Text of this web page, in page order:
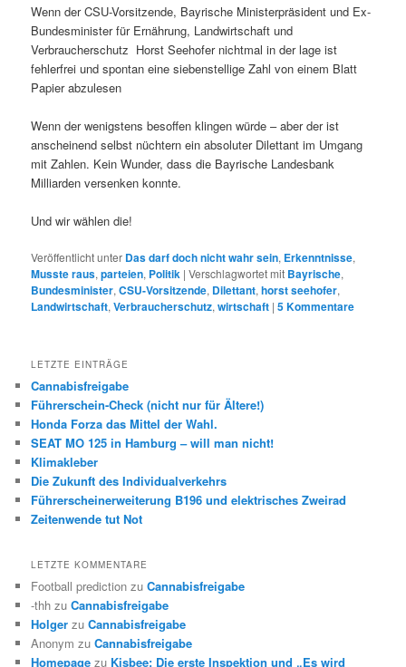
Wenn der CSU-Vorsitzende, Bayrische Ministerpräsident und Ex-
Bundesminister für Ernährung, Landwirtschaft und
Verbraucherschutz Horst Seehofer nichtmal in der lage ist
fehlerfrei und spontan eine siebenstellige Zahl von einem Blatt
Papier abzulesen
Wenn der wenigstens besoffen klingen würde – aber der ist
anscheinend selbst nüchtern ein absoluter Dilettant im Umgang
mit Zahlen. Kein Wunder, dass die Bayrische Landesbank
Milliarden versenken konnte.
Und wir wählen die!
Veröffentlicht unter Das darf doch nicht wahr sein, Erkenntnisse,
Musste raus,parteien, Politik |Verschlagwortet mit Bayrische,
Bundesminister,CSU-Vorsitzende, Dilettant,horst seehofer,
Landwirtschaft,Verbraucherschutz,wirtschaft |5Kommentare
LETZTE EINTRÄGE
Cannabisfreigabe
Führerschein-Check (nicht nur für Ältere!)
Honda Forza das Mittel der Wahl.
SEAT MO 125 in Hamburg – will man nicht!
Klimakleber
Die Zukunft des Individualverkehrs
Führerscheinerweiterung B196 und elektrisches Zweirad
Zeitenwende tut Not
LETZTE KOMMENTARE
Football prediction zuCannabisfreigabe
-thh zuCannabisfreigabe
Holger zuCannabisfreigabe
Anonym zuCannabisfreigabe
Homepage zu Kisbee: Die erste Inspektion und „Es wird